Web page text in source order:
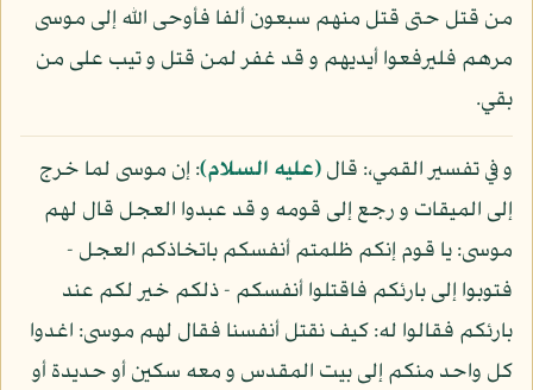
من قتل حتى قتل منهم سبعون ألفا فأوحى الله إلى موسى
مرهم فليرفعوا أيديهم و قد غفر لمن قتل و تيب على من
بقي.
و في تفسير القمي،: قال(عليه السلام): إن موسى لما خرج
إلى الميقات و رجع إلى قومه و قد عبدوا العجل قال لهم
موسى: يا قوم إنكم ظلمتم أنفسكم باتخاذكم العجل -
فتوبوا إلى بارئكم فاقتلوا أنفسكم - ذلكم خير لكم عند
بارئكم فقالوا له: كيف نقتل أنفسنا فقال لهم موسى: اغدوا
كل واحد منكم إلى بيت المقدس و معه سكين أو حديدة أو